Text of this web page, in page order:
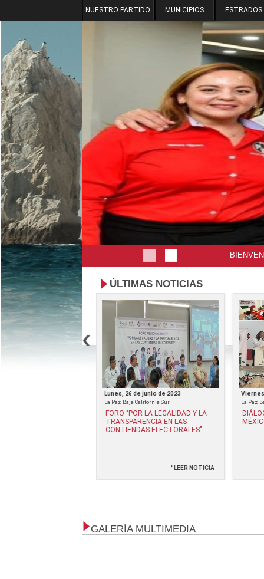
NUESTRO PARTIDO MUNICIPIOS ESTRADOS
ÚLTIMAS NOTICIAS
Lunes, 26 de junio de 2023
La Paz, Baja California Sur
FORO "POR LA LEGALIDAD Y LA
TRANSPARENCIA EN LAS
CONTIENDAS ELECTORALES"
° LEER NOTICIA
La Paz,
GALERÍA MULTIMEDIA